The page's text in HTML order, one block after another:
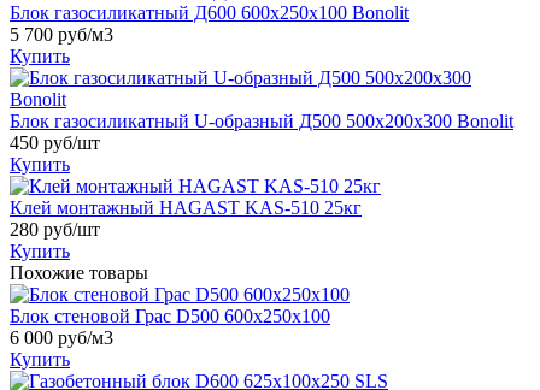
Блок газосиликатный Д600 600х250х100 Bonolit
5 700 руб/м3
Купить
Блок газосиликатный U-образный Д500 500х200х300 Bonolit
450 руб/шт
Купить
Клей монтажный HAGAST KAS-510 25кг
280 руб/шт
Купить
Похожие товары
Блок стеновой Грас D500 600x250x100
6 000 руб/м3
Купить